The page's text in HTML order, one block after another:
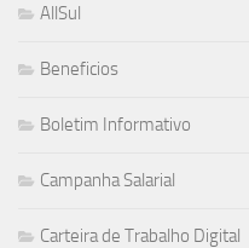
AllSul
Beneficios
Boletim Informativo
Campanha Salarial
Carteira de Trabalho Digital